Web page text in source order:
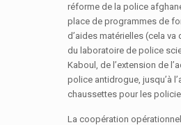
réforme de la police
place de programmes de
d’aides matérielles (cela va
du laboratoire de police
Kaboul, de l’extension de
police antidrogue, jusqu’à
chaussettes pour les
La coopération